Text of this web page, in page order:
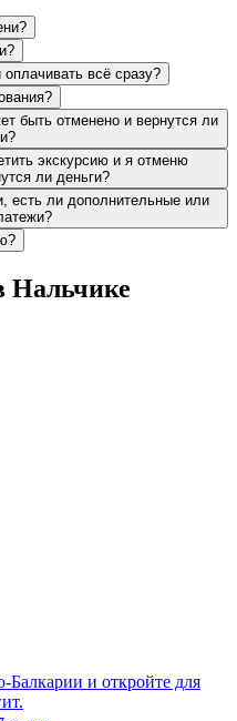
всё сразу?
быть отменено и вернутся ли
экскурсию и я отменю
ли деньги?
есть ли дополнительные или
Нальчике
Балкарии и откройте для